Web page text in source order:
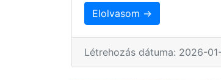
Elolvasom →
Létrehozás dátuma: 2026-